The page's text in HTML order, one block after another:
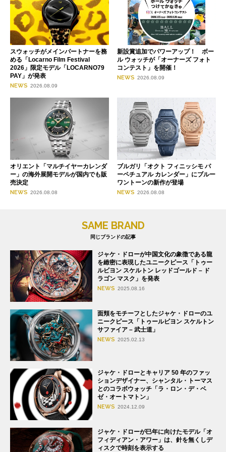
スウォッチがメインパートナーを務
める「Locarno Film Festival
2026」限定モデル「LOCARNO79
PAY」が発表
NEWS 2026.08.09
新設賞追加でパワーアップ！ ボー
ル ウォッチが「オーナーズ フォト
コンテスト」を開催！
NEWS 2026.08.09
オリエント「マルチイヤーカレンダ
ー」の海外展開モデルが国内でも販
売決定
NEWS 2026.08.08
ブルガリ「オクト フィニッシモ パ
ーペチュアル カレンダー」にブルー
ワントーンの新作が登場
NEWS 2026.08.08
SAME BRAND
同じブランドの記事
ジャケ・ドローが中国文化の象徴である龍
を緻密に表現したユニークピース「トゥー
ルビヨン スケルトン レッドゴールド – ド
ラゴン マスク」を発表
NEWS 2025.08.16
面頬をモチーフとしたジャケ・ドローのユ
ニークピース「トゥールビヨン スケルトン
サファイア – 武士道」
NEWS 2025.02.13
ジャケ・ドローとキャリア 50 年のファッ
ションデザイナー、シャンタル・トーマス
とのコラボウォッチ「ラ・ロン・デ・ベ
ゼ・オートマトン」
NEWS 2024.12.09
ジャケ・ドローが巳年に向けたモデル「オ
フィディアン・アワー」は、針を無くしデ
ィスクで時刻を表示する